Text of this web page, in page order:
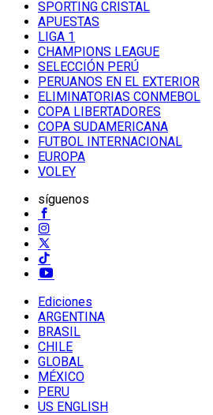
SPORTING CRISTAL
APUESTAS
LIGA 1
CHAMPIONS LEAGUE
SELECCIÓN PERÚ
PERUANOS EN EL EXTERIOR
ELIMINATORIAS CONMEBOL
COPA LIBERTADORES
COPA SUDAMERICANA
FUTBOL INTERNACIONAL
EUROPA
VOLEY
síguenos
Ediciones
ARGENTINA
BRASIL
CHILE
GLOBAL
MÉXICO
PERU
US ENGLISH